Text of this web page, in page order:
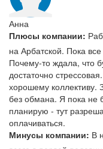
Анна
Плюсы компании:
на Арбатской. Пока
Почему-то ждала, что
достаточно
хорошему коллективу.
без обмана. Я пока не
планирую - тут
оплачиваться.
Минусы компании: В